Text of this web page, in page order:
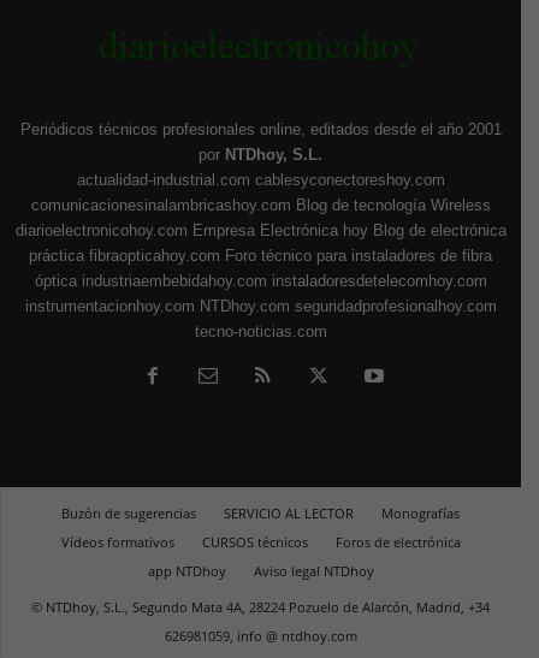
Periódicos técnicos profesionales online, editados desde el año 2001
por NTDhoy, S.L.
actualidad-industrial.com cablesyconectoreshoy.com
comunicacionesinalambricashoy.com Blog de tecnología Wireless
diarioelectronicohoy.com Empresa Electrónica hoy Blog de electrónica
práctica fibraopticahoy.com Foro técnico para instaladores de fibra
óptica industriaembebidahoy.com instaladoresdetelecomhoy.com
instrumentacionhoy.com NTDhoy.com seguridadprofesionalhoy.com
tecno-noticias.com
Buzón de sugerencias SERVICIO AL LECTOR
Monografías
Vídeos formativos
CURSOS técnicos
Foros de electrónica
app NTDhoy
Aviso legal NTDhoy
© NTDhoy, S.L., Segundo Mata 4A, 28224 Pozuelo de Alarcón, Madrid, +34
626981059, info @ ntdhoy.com